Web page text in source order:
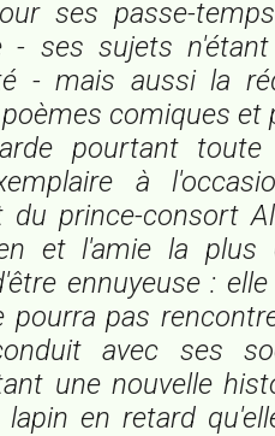
ses passe-
- ses sujets
- mais aussi la
comiques et
pourtant
à
prince-consort
et l'amie la plus
ennuyeuse :
pas
avec ses
une nouvelle
en retard